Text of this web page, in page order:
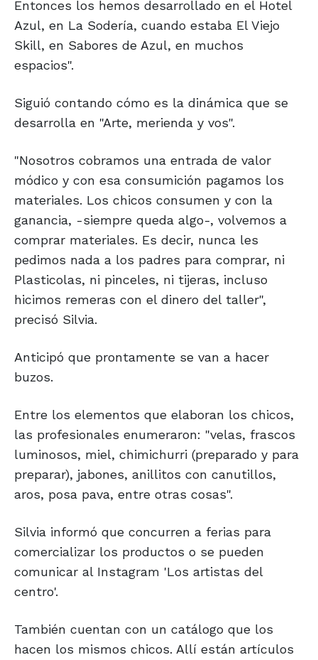
Entonces los hemos desarrollado en el Hotel
Azul, en La Sodería, cuando estaba El Viejo
Skill, en Sabores de Azul, en muchos
espacios".
Siguió contando cómo es la dinámica que se
desarrolla en "Arte, merienda y vos".
"Nosotros cobramos una entrada de valor
módico y con esa consumición pagamos los
materiales. Los chicos consumen y con la
ganancia, -siempre queda algo-, volvemos a
comprar materiales. Es decir, nunca les
pedimos nada a los padres para comprar, ni
Plasticolas, ni pinceles, ni tijeras, incluso
hicimos remeras con el dinero del taller",
precisó Silvia.
Anticipó que prontamente se van a hacer
buzos.
Entre los elementos que elaboran los chicos,
las profesionales enumeraron: "velas, frascos
luminosos, miel, chimichurri (preparado y para
preparar), jabones, anillitos con canutillos,
aros, posa pava, entre otras cosas".
Silvia informó que concurren a ferias para
comercializar los productos o se pueden
comunicar al Instagram 'Los artistas del
centro'.
También cuentan con un catálogo que los
hacen los mismos chicos. Allí están artículos